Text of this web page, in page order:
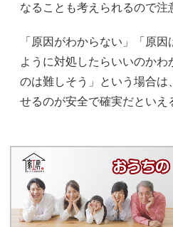
なることも考えられるので注
「原因がわからない」「原
ように対処したらいいのか
のは難しそう」という場合は
せるのが安全で確実だといえ